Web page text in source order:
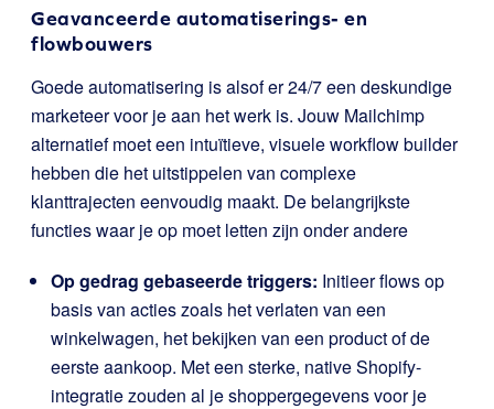
Geavanceerde automatiserings- en
flowbouwers
Goede automatisering is alsof er 24/7 een deskundige
marketeer voor je aan het werk is. Jouw Mailchimp
alternatief moet een intuïtieve, visuele workflow builder
hebben die het uitstippelen van complexe
klanttrajecten eenvoudig maakt. De belangrijkste
functies waar je op moet letten zijn onder andere
Op gedrag gebaseerde triggers: Initieer flows op
basis van acties zoals het verlaten van een
winkelwagen, het bekijken van een product of de
eerste aankoop. Met een sterke, native Shopify-
integratie zouden al je shoppergegevens voor je